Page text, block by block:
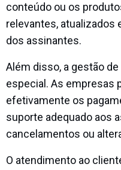
conteúdo ou os
relevantes, atualizados
dos assinantes.
Além disso, a gestão
especial. As empresas
efetivamente os
suporte adequado aos
cancelamentos ou
O atendimento ao